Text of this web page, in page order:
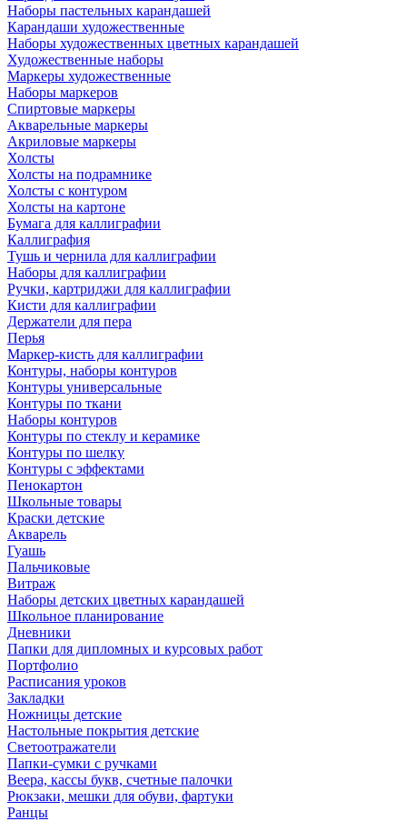
Наборы пастельных карандашей
Карандаши художественные
Наборы художественных цветных карандашей
Художественные наборы
Маркеры художественные
Наборы маркеров
Спиртовые маркеры
Акварельные маркеры
Акриловые маркеры
Холсты
Холсты на подрамнике
Холсты с контуром
Холсты на картоне
Бумага для каллиграфии
Каллиграфия
Тушь и чернила для каллиграфии
Наборы для каллиграфии
Ручки, картриджи для каллиграфии
Кисти для каллиграфии
Держатели для пера
Перья
Маркер-кисть для каллиграфии
Контуры, наборы контуров
Контуры универсальные
Контуры по ткани
Наборы контуров
Контуры по стеклу и керамике
Контуры по шелку
Контуры с эффектами
Пенокартон
Школьные товары
Краски детские
Акварель
Гуашь
Пальчиковые
Витраж
Наборы детских цветных карандашей
Школьное планирование
Дневники
Папки для дипломных и курсовых работ
Портфолио
Расписания уроков
Закладки
Ножницы детские
Настольные покрытия детские
Светоотражатели
Папки-сумки с ручками
Веера, кассы букв, счетные палочки
Рюкзаки, мешки для обуви, фартуки
Ранцы